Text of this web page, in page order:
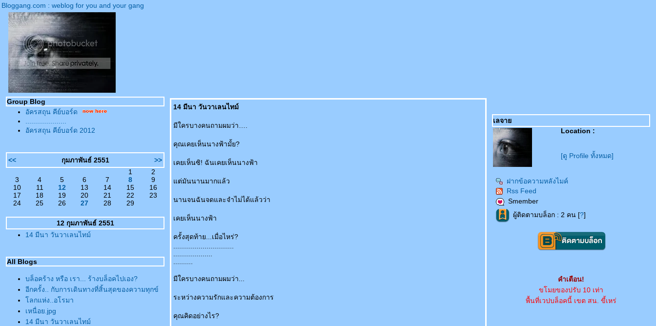
Bloggang.com : weblog for you and your gang
Group Blog
อัครสถุน คีย์บอร์ด
อัครสถุน คีย์บอร์ด 2012
<< กุมภาพันธ์ 2551
>>
1
2
3
4 5 6 7 8
9
10
11 12 13 14 15
16
17
18 19 20 21 22
23
24
25 26 27 28 29
12 กุมภาพันธ์ 2551
14 มีนา วันวาเลนไทม์
All Blogs
บล็อคร้าง หรือ เรา... ร้างบล็อคไปเอง?
อีกครั้ง.. กับการเดินทางที่สิ้นสุดของความทุกข์
ลกแห่ง..อโรมา
เหนื่อย.jpg
14 มีนา วันวาเลนไทม์
14 มีนา วันวาเลนไทม์
มีใครบางคนถามผมว่า….
คุณเคยเห็นนางฟ้ามั้ย?
เคยเห็นซิ! ฉันเคยเห็นนางฟ้า
ต่มันนานมากแล้ว
นานจนฉันจดและจำไม่ได้แล้วว่า
เคยเห็นนางฟ้า
ครั้งสุดท้าย...เมื่อไหร่?
มีใครบางคนถามผมว่า...
ระหว่างความรักและความต้องการ
คุณคิดอย่างไร?
เลจา
Location :
[ดู Profile ทั้งหมด]
ฝากข้อความหลังไมค์
Rss Feed
Smember
ผู้ติดตามบล็อก : 2 คน [?]
คำเตือน!
ขโมยของปรับ 10 เท่า
พื้นที่เวปบล็อคนี้ เขต สน. ขี้เหร่